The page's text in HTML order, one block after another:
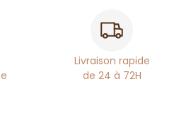
Livraison rapide
de 24 à 72H